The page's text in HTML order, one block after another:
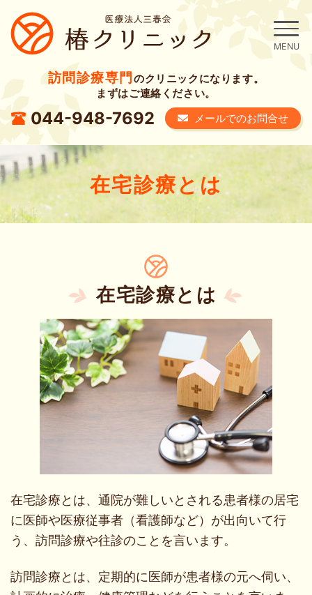
訪問診療専門のクリニックになります。
まずはご連絡ください。
044-948-7692 メールでのお問合せ
在宅診療とは
在宅診療とは
在宅診療とは、通院が難しいとされる患者様の居宅
に医師や医療従事者（看護師など）が出向いて行
う、訪問診療や往診のことを言います。
訪問診療とは、定期的に医師が患者様の元へ伺い、